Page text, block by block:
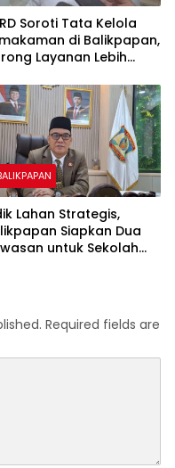
Soroti Tata Kelola
di Balikpapan,
Layanan Lebih
Warga
Lahan Strategis,
Siapkan Dua
untuk Sekolah
Required fields are